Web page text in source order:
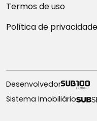
Termos de uso
Política de privacidade
Desenvolvedor
Sistema Imobiliário